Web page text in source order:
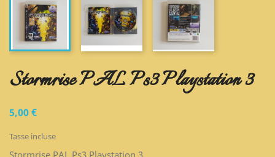
Stormrise PAL Ps3 Playstation 3
5,00 €
Tasse incluse
Stormrise PAL Ps3 Playstation 3